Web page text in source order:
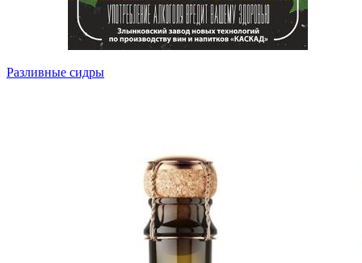
Разливные сидры